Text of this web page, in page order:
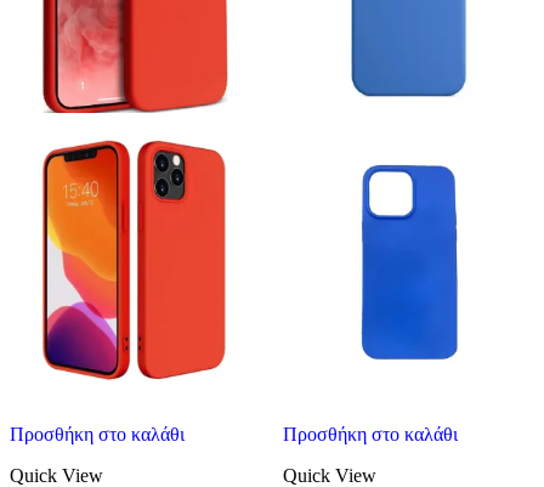
Προσθήκη στο καλάθι
Quick View
Προσθήκη στο καλάθι
Quick View